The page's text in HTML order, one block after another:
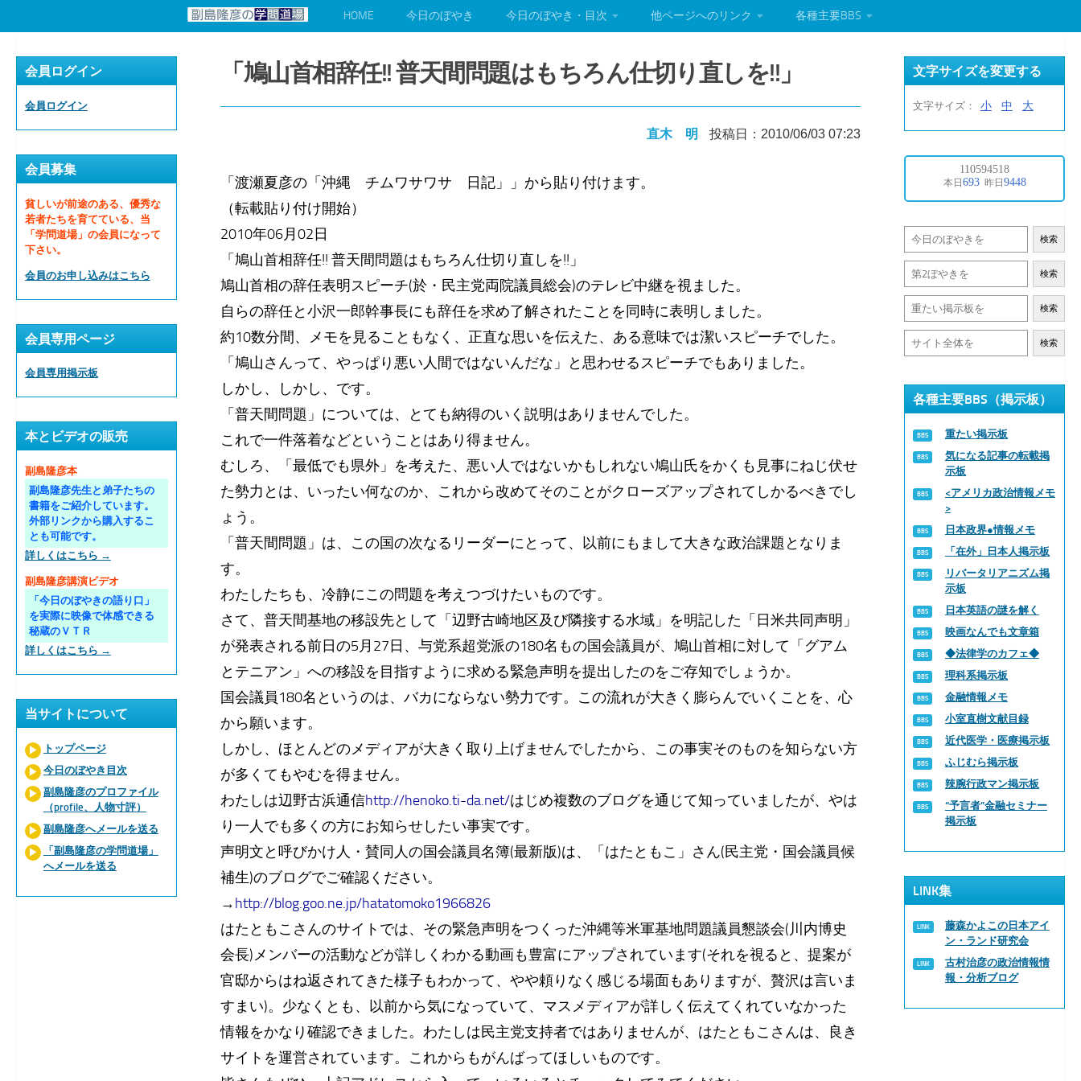
HOME 今日のぼやき 今日のぼやき・目次 他ページへのリンク 各種主要BBS
「鳩山首相辞任!! 普天間問題はもちろん仕切り直しを!!」
直木 明 投稿日：2010/06/03 07:23
「渡瀬夏彦の「沖縄 チムワサワサ 日記」」から貼り付けます。
（転載貼り付け開始）
2010年06月02日
「鳩山首相辞任!! 普天間問題はもちろん仕切り直しを!!」
鳩山首相の辞任表明スピーチ(於・民主党両院議員総会)のテレビ中継を視ました。
自らの辞任と小沢一郎幹事長にも辞任を求め了解されたことを同時に表明しました。
約10数分間、メモを見ることもなく、正直な思いを伝えた、ある意味では潔いスピーチでした。
「鳩山さんって、やっぱり悪い人間ではないんだな」と思わせるスピーチでもありました。
しかし、しかし、です。
「普天間問題」については、とても納得のいく説明はありませんでした。
これで一件落着などということはあり得ません。
むしろ、「最低でも県外」を考えた、悪い人ではないかもしれない鳩山氏をかくも見事にねじ伏せ
た勢力とは、いったい何なのか、これから改めてそのことがクローズアップされてしかるべきでし
ょう。
「普天間問題」は、この国の次なるリーダーにとって、以前にもまして大きな政治課題となりま
す。
わたしたちも、冷静にこの問題を考えつづけたいものです。
さて、普天間基地の移設先として「辺野古崎地区及び隣接する水域」を明記した「日米共同声明」
が発表される前日の5月27日、与党系超党派の180名もの国会議員が、鳩山首相に対して「グアム
とテニアン」への移設を目指すように求める緊急声明を提出したのをご存知でしょうか。
国会議員180名というのは、バカにならない勢力です。この流れが大きく膨らんでいくことを、心
から願います。
しかし、ほとんどのメディアが大きく取り上げませんでしたから、この事実そのものを知らない方
が多くてもやむを得ません。
わたしは辺野古浜通信http://henoko.ti-da.net/はじめ複数のブログを通じて知っていましたが、やは
り一人でも多くの方にお知らせしたい事実です。
声明文と呼びかけ人・賛同人の国会議員名簿(最新版)は、「はたともこ」さん(民主党・国会議員候
補生)のブログでご確認ください。
→http://blog.goo.ne.jp/hatatomoko1966826
はたともこさんのサイトでは、その緊急声明をつくった沖縄等米軍基地問題議員懇談会(川内博史
会長)メンバーの活動などが詳しくわかる動画も豊富にアップされています(それを視ると、提案が
官邸からはね返されてきた様子もわかって、やや頼りなく感じる場面もありますが、贅沢は言いま
すまい)。少なくとも、以前から気になっていて、マスメディアが詳しく伝えてくれていなかった
情報をかなり確認できました。わたしは民主党支持者ではありませんが、はたともこさんは、良き
サイトを運営されています。これからもがんばってほしいものです。
会員ログイン
会員ログイン
会員募集
貧しいが前途のある、優秀な
若者たちを育てている、当
「学問道場」の会員になって
下さい。
会員のお申し込みはこちら
会員専用ページ
会員専用掲示板
本とビデオの販売
副島隆彦本
副島隆彦先生と弟子たちの
書籍をご紹介しています。
外部リンクから購入するこ
とも可能です。
詳しくはこちら →
副島隆彦講演ビデオ
「今日のぼやきの語り口」
を実際に映像で体感できる
秘蔵のＶＴＲ
詳しくはこちら →
当サイトについて
トップページ
今日のぼやき目次
副島隆彦のプロファイル
（profile、人物寸評）
副島隆彦へメールを送る
「副島隆彦の学問道場」
へメールを送る
文字サイズを変更する
文字サイズ： 小 中 大
検索
検索
検索
検索
各種主要BBS（掲示板）
重たい掲示板
気になる記事の転載掲
示板
<アメリカ政治情報メモ
>
日本政界●情報メモ
「在外」日本人掲示板
リバータリアニズム掲
示板
日本英語の謎を解く
映画なんでも文章箱
◆法律学のカフェ◆
理科系掲示板
金融情報メモ
小室直樹文献目録
近代医学・医療掲示板
ふじむら掲示板
辣腕行政マン掲示板
“予言者”金融セミナー
掲示板
LINK集
藤森かよこの日本アイ
ン・ランド研究会
古村治彦の政治情報情
報・分析ブログ